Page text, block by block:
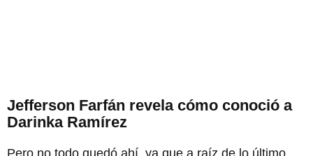
Jefferson Farfán revela cómo conoció a
Darinka Ramírez